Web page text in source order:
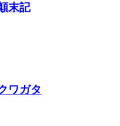
末記
ワガタ